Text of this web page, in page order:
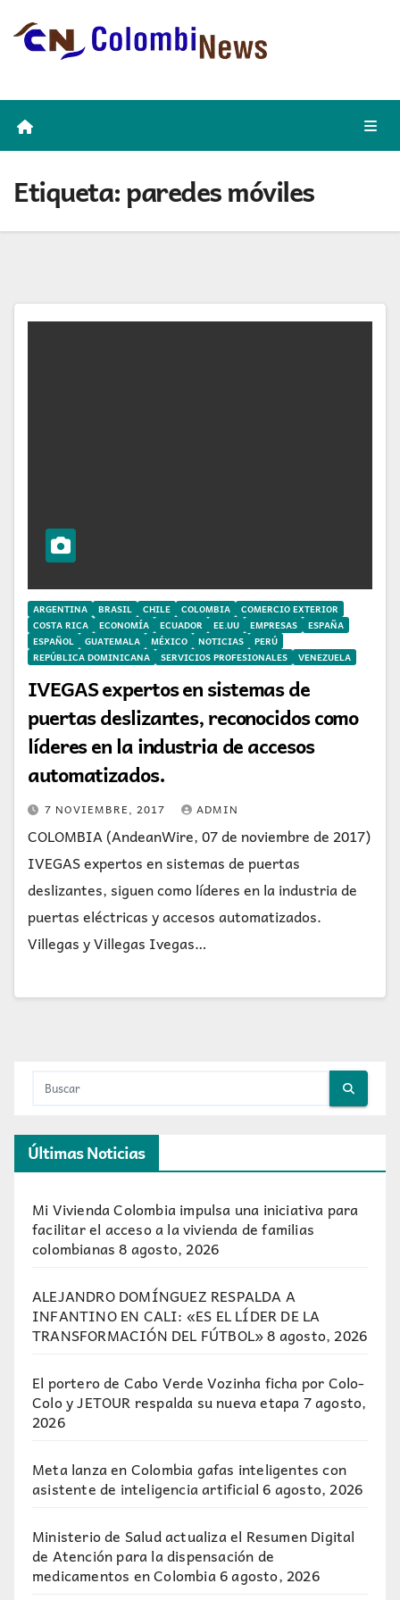
Etiqueta:paredes móviles
ARGENTINA BRASIL CHILE COLOMBIA
COMERCIO EXTERIOR
COSTA RICA
ECONOMÍA ECUADOR EE.UU EMPRESAS
ESPAÑA
ESPAÑOL
GUATEMALA MÉXICO NOTICIAS
PERÚ
REPÚBLICA DOMINICANA
SERVICIOS PROFESIONALES VENEZUELA
IVEGAS expertos en sistemas de
puertas deslizantes, reconocidos como
líderes en la industria de accesos
automatizados.
7 NOVIEMBRE, 2017 ADMIN
COLOMBIA (AndeanWire, 07 de noviembre de 2017)
IVEGAS expertos en sistemas de puertas
deslizantes, siguen como líderes en la industria de
puertas eléctricas y accesos automatizados.
Villegas y Villegas Ivegas…
Últimas Noticias
Mi Vivienda Colombia impulsa una iniciativa para
facilitar el acceso a la vivienda de familias
colombianas 8 agosto, 2026
ALEJANDRO DOMÍNGUEZ RESPALDA A
INFANTINO EN CALI: «ES EL LÍDER DE LA
TRANSFORMACIÓN DEL FÚTBOL»8 agosto, 2026
El portero de Cabo Verde Vozinha ficha por Colo-
Colo y JETOUR respalda su nueva etapa7 agosto,
2026
Meta lanza en Colombia gafas inteligentes con
asistente de inteligencia artificial 6 agosto, 2026
Ministerio de Salud actualiza el Resumen Digital
de Atención para la dispensación de
medicamentos en Colombia6 agosto, 2026